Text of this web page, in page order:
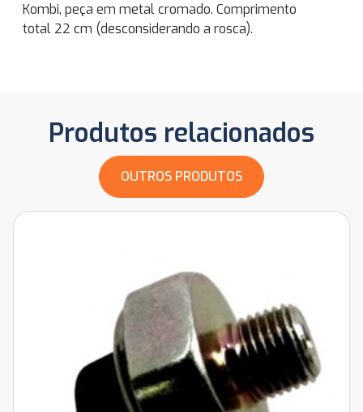
Kombi, peça em metal cromado. Comprimento
total 22 cm (desconsiderando a rosca).
Produtos relacionados
OUTROS PRODUTOS